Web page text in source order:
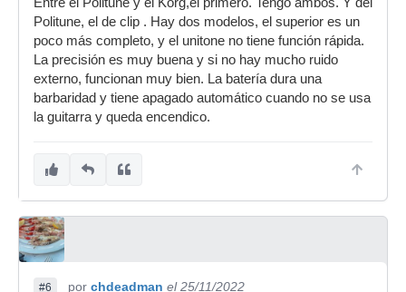
Politune, el de clip . Hay dos modelos, el superior es un
poco más completo, y el unitone no tiene función rápida.
La precisión es muy buena y si no hay mucho ruido
externo, funcionan muy bien. La batería dura una
barbaridad y tiene apagado automático cuando no se usa
la guitarra y queda encendico.
#6 por chdeadman el 25/11/2022